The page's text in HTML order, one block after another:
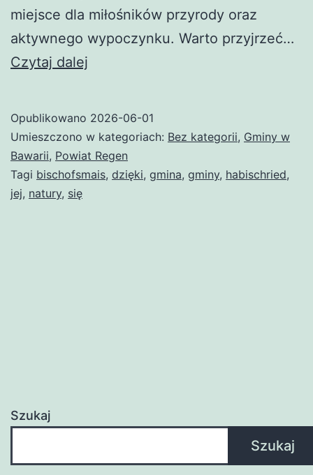
miejsce dla miłośników przyrody oraz
aktywnego wypoczynku. Warto przyjrzeć…
Czytaj dalej
Opublikowano 2026-06-01
Umieszczono w kategoriach: Bez kategorii, Gminy w
Bawarii, Powiat Regen
Tagi bischofsmais, dzięki, gmina, gminy, habischried,
jej, natury, się
Szukaj
Szukaj